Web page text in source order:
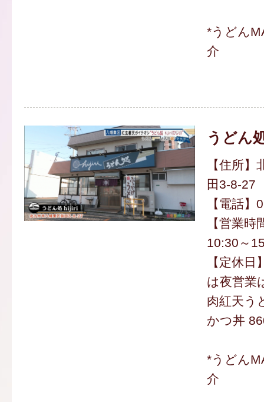
*うどん
介
うどん
【住所
田3-8-27
【電話
【営業
10:30～
【定休
は夜営業
肉紅天う
かつ丼
*うどん
介